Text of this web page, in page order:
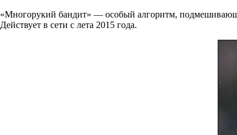
«Многорукий бандит» — особый алгоритм,
Действует в сети с лета 2015 года.